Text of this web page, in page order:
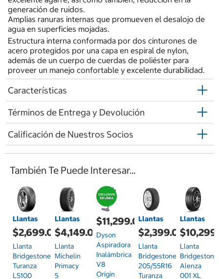
generación de ruidos.
Amplias ranuras internas que promueven el desalojo de
agua en superficies mojadas.
Estructura interna conformada por dos cinturones de
acero protegidos por una capa en espiral de nylon,
además de un cuerpo de cuerdas de poliéster para
proveer un manejo confortable y excelente durabilidad.
Características
Términos de Entrega y Devolución
Calificación de Nuestros Socios
También Te Puede Interesar...
Llantas
$2,699.00
Llanta
Bridgestone
Turanza
LS100
Llantas
$4,149.00
Llanta
Michelin
Primacy
5
$11,299.00
Dyson
Aspiradora
Inalámbrica
V8
Origin
Llantas
$2,399.00
Llanta
Bridgestone
205/55R16
Turanza
Llantas
Llanta
Bridgestone
Alenza
001 XL